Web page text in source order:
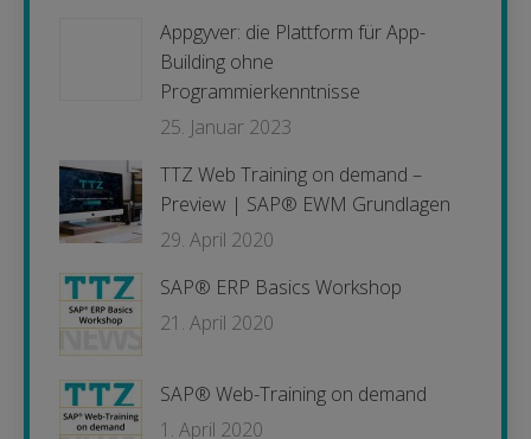
Appgyver: die Plattform für App-
Building ohne
Programmierkenntnisse
25. Januar 2023
TTZ Web Training on demand –
Preview | SAP® EWM Grundlagen
29. April 2020
SAP® ERP Basics Workshop
21. April 2020
SAP® Web-Training on demand
1. April 2020